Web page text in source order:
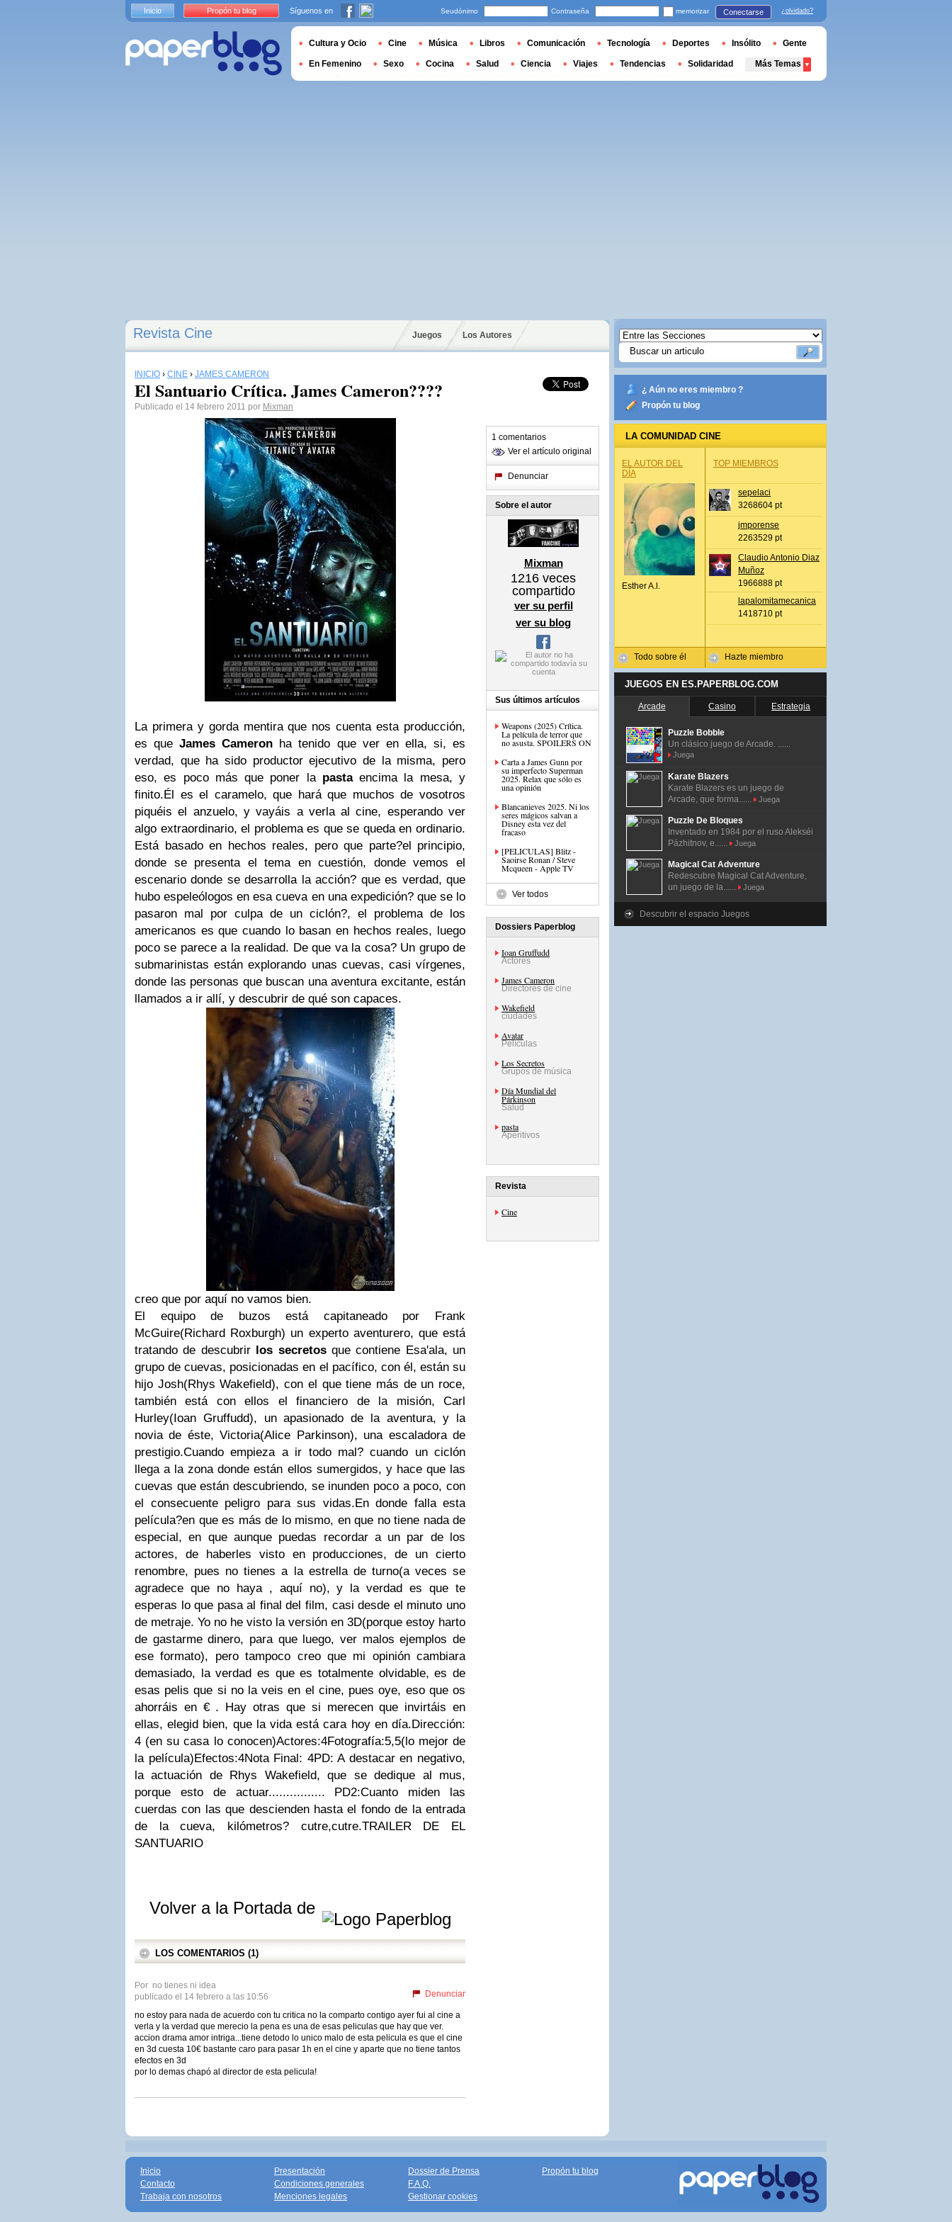
Revista Cine Juegos Los Autores
INICIO › CINE › JAMES CAMERON
El Santuario Crítica. James Cameron????
Publicado el 14 febrero 2011 por Mixman
La primera y gorda mentira que nos cuenta esta producción,
es queJames Cameron ha tenido que ver en ella, si, es
verdad, que ha sido productor ejecutivo de la misma, pero
eso, es poco más que poner la pastaencima la mesa, y
finito.Él es el caramelo, que hará que muchos de vosotros
piquéis el anzuelo, y vayáis a verla al cine, esperando ver
algo extraordinario, el problema es que se queda en ordinario.
Está basado en hechos reales, pero que parte?el principio,
donde se presenta el tema en cuestión, donde vemos el
escenario donde se desarrolla la acción? que es verdad, que
hubo espeleólogos en esa cueva en una expedición? que se lo
pasaron mal por culpa de un ciclón?, el problema de los
americanos es que cuando lo basan en hechos reales, luego
poco se parece a la realidad. De que va la cosa? Un grupo de
submarinistas están explorando unas cuevas, casi vírgenes,
donde las personas que buscan una aventura excitante, están
llamados a ir allí, y descubrir de qué son capaces.
creo que por aquí no vamos bien.
El equipo de buzos está capitaneado por Frank
McGuire(Richard Roxburgh) un experto aventurero, que está
tratando de descubrir los secretosque contiene Esa'ala, un
grupo de cuevas, posicionadas en el pacífico, con él, están su
hijo Josh(Rhys Wakefield), con el que tiene más de un roce,
también está con ellos el financiero de la misión, Carl
Hurley(Ioan Gruffudd), un apasionado de la aventura, y la
novia de éste, Victoria(Alice Parkinson), una escaladora de
prestigio.Cuando empieza a ir todo mal? cuando un ciclón
llega a la zona donde están ellos sumergidos, y hace que las
cuevas que están descubriendo, se inunden poco a poco, con
el consecuente peligro para sus vidas.En donde falla esta
película?en que es más de lo mismo, en que no tiene nada de
especial, en que aunque puedas recordar a un par de los
actores, de haberles visto en producciones, de un cierto
renombre, pues no tienes a la estrella de turno(a veces se
agradece que no haya , aquí no), y la verdad es que te
esperas lo que pasa al final del film, casi desde el minuto uno
de metraje. Yo no he visto la versión en 3D(porque estoy harto
de gastarme dinero, para que luego, ver malos ejemplos de
ese formato), pero tampoco creo que mi opinión cambiara
demasiado, la verdad es que es totalmente olvidable, es de
esas pelis que si no la veis en el cine, pues oye, eso que os
ahorráis en € . Hay otras que si merecen que invirtáis en
ellas, elegid bien, que la vida está cara hoy en día.Dirección:
4 (en su casa lo conocen)Actores:4Fotografía:5,5(lo mejor de
la película)Efectos:4Nota Final: 4PD: A destacar en negativo,
la actuación de Rhys Wakefield, que se dedique al mus,
porque esto de actuar................ PD2:Cuanto miden las
cuerdas con las que descienden hasta el fondo de la entrada
de la cueva, kilómetros? cutre,cutre.TRAILER DE EL
SANTUARIO
Volver a la Portada de
LOS COMENTARIOS (1)
Por no tienes ni idea
publicado el 14 febrero a las 10:56
Denunciar
no estoy para nada de acuerdo con tu critica no la comparto contigo ayer fui al cine a
verla y la verdad que merecio la pena es una de esas peliculas que hay que ver.
accion drama amor intriga...tiene detodo lo unico malo de esta pelicula es que el cine
en 3d cuesta 10€ bastante caro para pasar 1h en el cine y aparte que no tiene tantos
efectos en 3d
por lo demas chapó al director de esta pelicula!
1 comentarios
Ver el artículo original
Denunciar
Sobre el autor
Mixman
1216 veces
compartido
ver su perfil
ver su blog
Sus últimos artículos
Weapons (2025) Crítica.
La película de terror que
no asusta. SPOILERS ON
Carta a James Gunn por
su imperfecto Superman
2025. Relax que sólo es
una opinión
Blancanieves 2025. Ni los
seres mágicos salvan a
Disney esta vez del
fracaso
[PELICULAS] Blitz -
Saoirse Ronan / Steve
Mcqueen - Apple TV
Ver todos
Dossiers Paperblog
Ioan Gruffudd
Actores
James Cameron
Directores de cine
Wakefield
ciudades
Avatar
Películas
Los Secretos
Grupos de música
Día Mundial del
Párkinson
Salud
pasta
Aperitivos
Revista
Cine
¿ Aún no eres miembro ?
Propón tu blog
LA COMUNIDAD CINE
EL AUTOR DEL
DÍA
Esther A.l.
Todo sobre él
TOP MIEMBROS
sepelaci
3268604 pt
jmporense
2263529 pt
Claudio Antonio Diaz
Muñoz
1966888 pt
lapalomitamecanica
1418710 pt
Hazte miembro
JUEGOS EN ES.PAPERBLOG.COM
Arcade Casino Estrategia
Puzzle Bobble
Un clásico juego de Arcade. ......
Juega
Karate Blazers
Karate Blazers es un juego de
Arcade, que forma......
Juega
Puzzle De Bloques
Inventado en 1984 por el ruso Alekséi
Pázhitnov, e......
Juega
Magical Cat Adventure
Redescubre Magical Cat Adventure,
un juego de la......
Juega
Descubrir el espacio Juegos
Inicio Propón tu blog Síguenos en Seudónimo Contraseña memorizar Conectarse ¿olvidado?
Cultura y Ocio Cine Música Libros Comunicación Tecnología Deportes Insólito Gente
En Femenino Sexo Cocina Salud Ciencia Viajes Tendencias Solidaridad Más Temas
Inicio
Contacto
Trabaja con nosotros
Presentación
Condiciones generales
Menciones legales
Dossier de Prensa
F.A.Q.
Gestionar cookies
Propón tu blog